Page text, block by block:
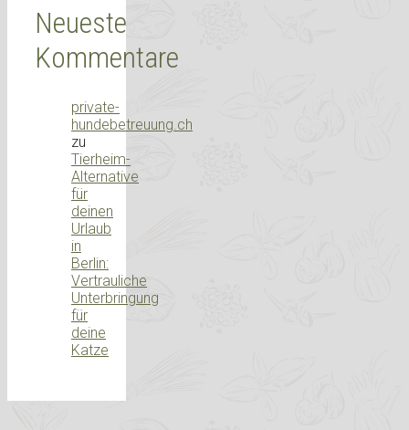
Neueste
Kommentare
private-
hundebetreuung.ch
zu
Tierheim-
Alternative
für
deinen
Urlaub
in
Berlin:
Vertrauliche
Unterbringung
für
deine
Katze